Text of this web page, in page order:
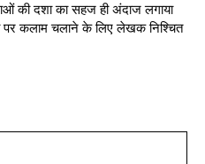
की दशा का सहज ही अंदाज लगाया
कलाम चलाने के लिए लेखक निश्चित